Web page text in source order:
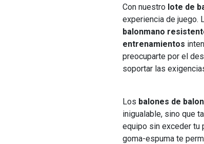
Con nuestro lote de
experiencia de juego.
balonmano
entrenamientos
preocuparte por el
soportar las
Los balones de
inigualable, sino que
equipo sin exceder tu
goma-espuma te